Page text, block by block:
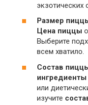
экзотических
Размер
Цена пиццы
Выберите
всем хватило.
Состав
или
изучите